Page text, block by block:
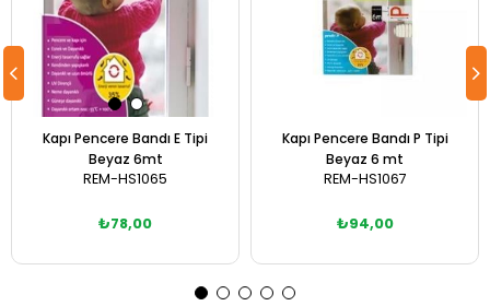
Kapı Pencere Bandı E Tipi
Beyaz 6mt
REM-HS1065
₺78,00
Kapı Pencere Bandı P Tipi
Beyaz 6 mt
REM-HS1067
₺94,00